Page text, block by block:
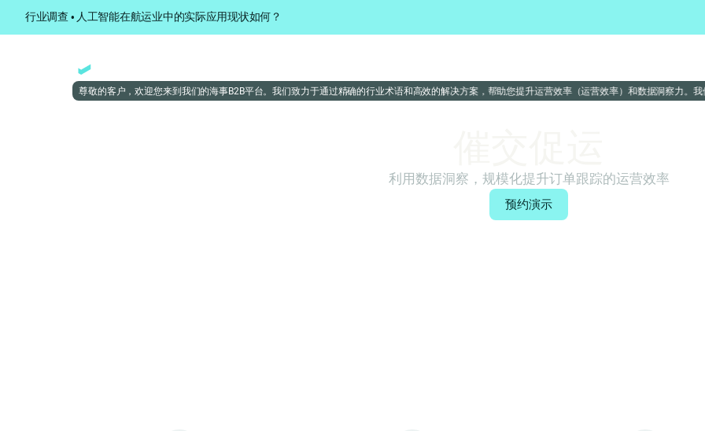
行业调查 • 人工智能在航运业中的实际应用现状如何？
利用数据洞察，规模化提升订单跟踪的运营效率
预约演示
尊敬的客户，欢迎您来到我们的海事B2B平台。我们致力于通过精确的行业术语和高效的解决方案，帮助您提升运营效率（运营效率）和数据洞察力。